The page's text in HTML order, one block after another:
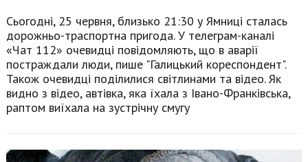
Сьогодні, 25 червня, близько 21:30 у Ямниці сталась
дорожньо-траспортна пригода. У телеграм-каналі
«Чат 112» очевидці повідомляють, що в аварії
постраждали люди, пише "Галицький кореспондент".
Також очевидці поділилися світлинами та відео. Як
видно з відео, автівка, яка їхала з Івано-Франківська,
раптом виїхала на зустрічну смугу